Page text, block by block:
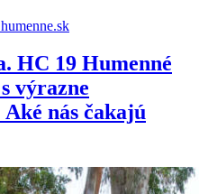
HC 19 Humenné
výrazne
nás čakajú